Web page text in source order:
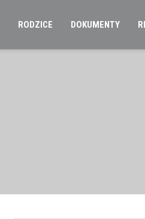
RODZICE DOKUMENTY